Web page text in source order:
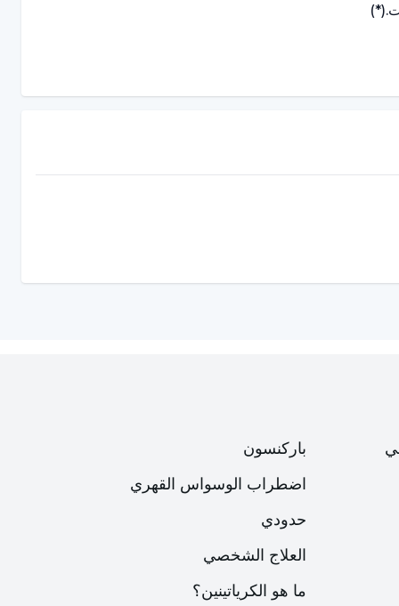
(*)
باركنسون
اضطراب الوسواس القهري
حدودي
العلاج الشخصي
ما هو الكرياتينين؟